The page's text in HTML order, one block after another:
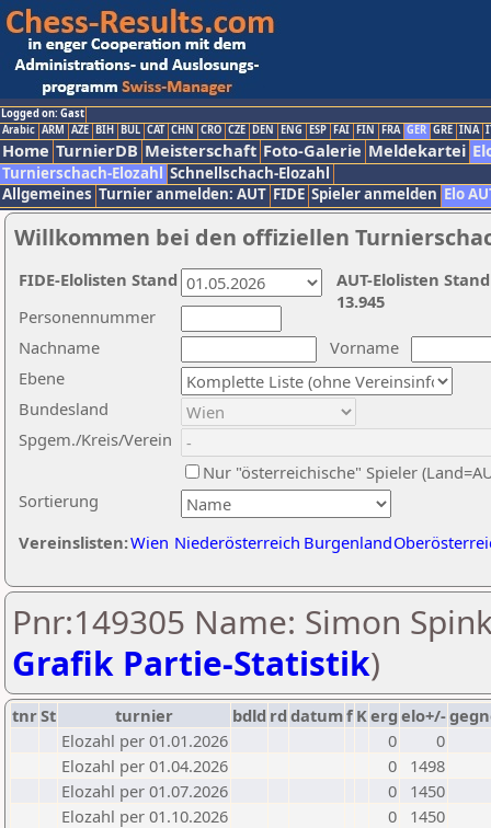
Logged on: Gast
Arabic ARM AZE BIH BUL CAT CHN CRO CZE DEN ENG ESP FAI FIN FRA GER GRE INA
Home TurnierDB Meisterschaft Foto-Galerie Meldekartei
Turnierschach-Elozahl Schnellschach-Elozahl
Allgemeines Turnier anmelden: AUT FIDE Spieler anmelden Elo
Willkommen bei den offiziellen
Nachname
Vorname
Ebene
Sortierung
Personennummer
Bundesland
Spgem./Kreis/Verein
Nur "österreichische" Spieler
Vereinslisten:Wien Niederösterreich Burgenland
AUT-Elolisten
13.945
FIDE-Elolisten Stand
Pnr:149305 Name: Simon
Grafik Partie-Statistik)
tnrSt turnier bdld rd datumf Kerg elo+/-
Elozahl per 01.01.2026
0
0
Elozahl per 01.04.2026
0
1498
Elozahl per 01.07.2026
0
1450
Elozahl per 01.10.2026
0 1450